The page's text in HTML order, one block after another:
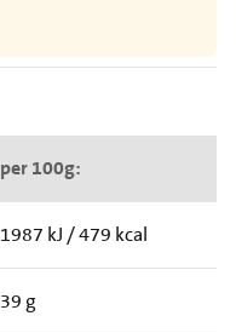
per 100g:
1987 kJ / 479 kcal
39 g